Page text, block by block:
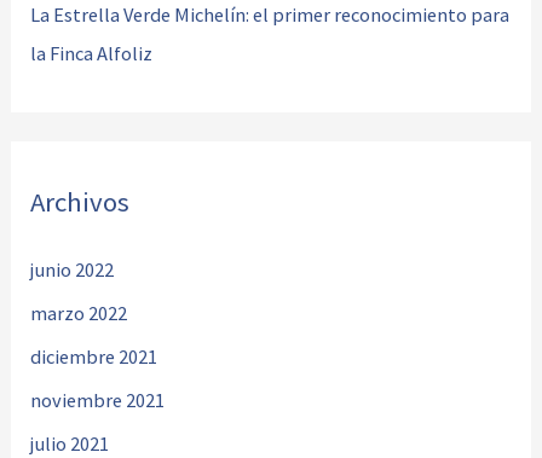
La Estrella Verde Michelín: el primer reconocimiento para
la Finca Alfoliz
Archivos
junio 2022
marzo 2022
diciembre 2021
noviembre 2021
julio 2021